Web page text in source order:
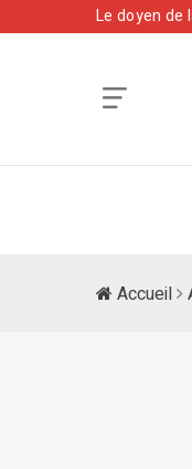
Le doyen de
Accueil